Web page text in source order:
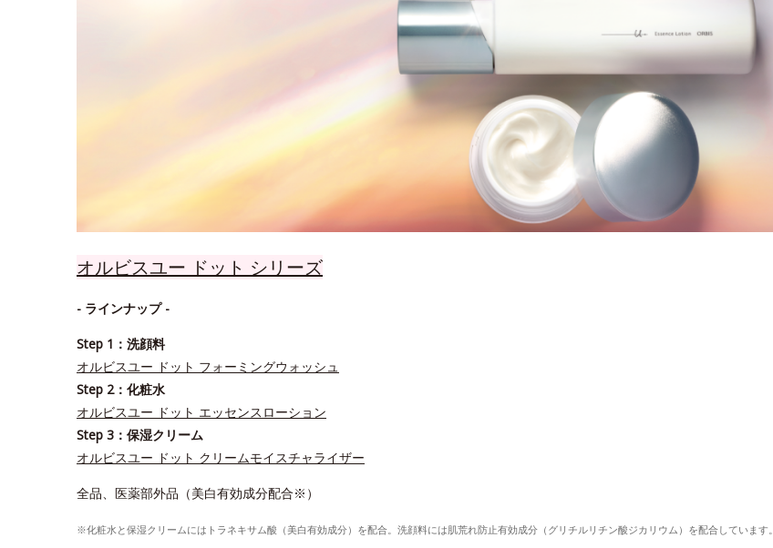
オルビスユー ドット シリーズ
- ラインナップ -
Step 1：洗顔料
オルビスユー ドット フォーミングウォッシュ
Step 2：化粧水
オルビスユー ドット エッセンスローション
Step 3：保湿クリーム
オルビスユー ドット クリームモイスチャライザー
全品、医薬部外品（美白有効成分配合※）
※化粧水と保湿クリームにはトラネキサム酸（美白有効成分）を配合。洗顔料には肌荒れ防止有効成分（グリチルリチン酸ジカリウム）を配合しています。